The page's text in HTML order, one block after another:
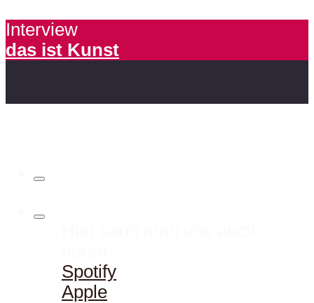
Interview
das ist Kunst
Spotify
Apple